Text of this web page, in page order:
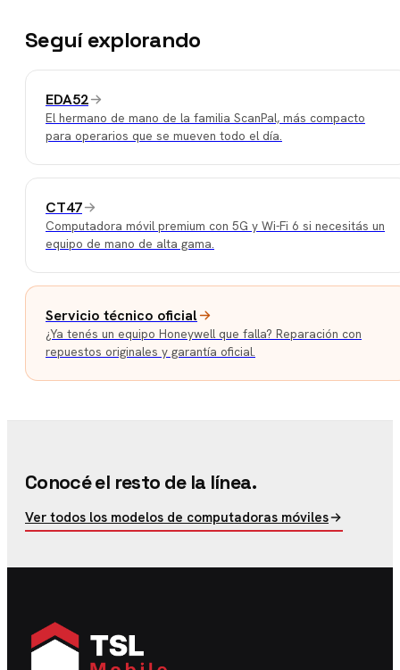
Seguí explorando
EDA52
El hermano de mano de la familia ScanPal, más compacto
para operarios que se mueven todo el día.
CT47
Computadora móvil premium con 5G y Wi-Fi 6 si necesitás un
equipo de mano de alta gama.
Servicio técnico oficial
¿Ya tenés un equipo Honeywell que falla? Reparación con
repuestos originales y garantía oficial.
Conocé el resto de la línea.
Ver todos los modelos de computadoras móviles